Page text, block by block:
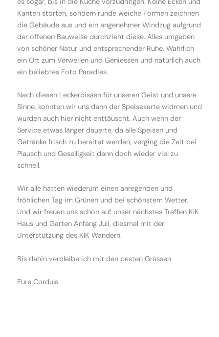
Kanten störten, sondern runde weiche Formen zeichnen
die Gebäude aus und ein angenehmer Windzug aufgrund
der offenen Bauweise durchzieht diese. Alles umgeben
von schöner Natur und entsprechender Ruhe. Wahrlich
ein Ort zum Verweilen und Geniessen und natürlich auch
ein beliebtes Foto Paradies.
Nach diesen Leckerbissen für unseren Geist und unsere
Sinne, konnten wir uns dann der Speisekarte widmen und
wurden auch hier nicht enttäuscht. Auch wenn der
Service etwas länger dauerte, da alle Speisen und
Getränke frisch zu bereitet werden, verging die Zeit bei
Plausch und Geselligkeit dann doch wieder viel zu
schnell.
Wir alle hatten wiederum einen anregenden und
fröhlichen Tag im Grünen und bei schönstem Wetter.
Und wir freuen uns schon auf unser nächstes Treffen KIK
Haus und Garten Anfang Juli, diesmal mit der
Unterstützung des KIK Wandern.
Bis dahin verbleibe ich mit den besten Grüssen
Eure Cordula